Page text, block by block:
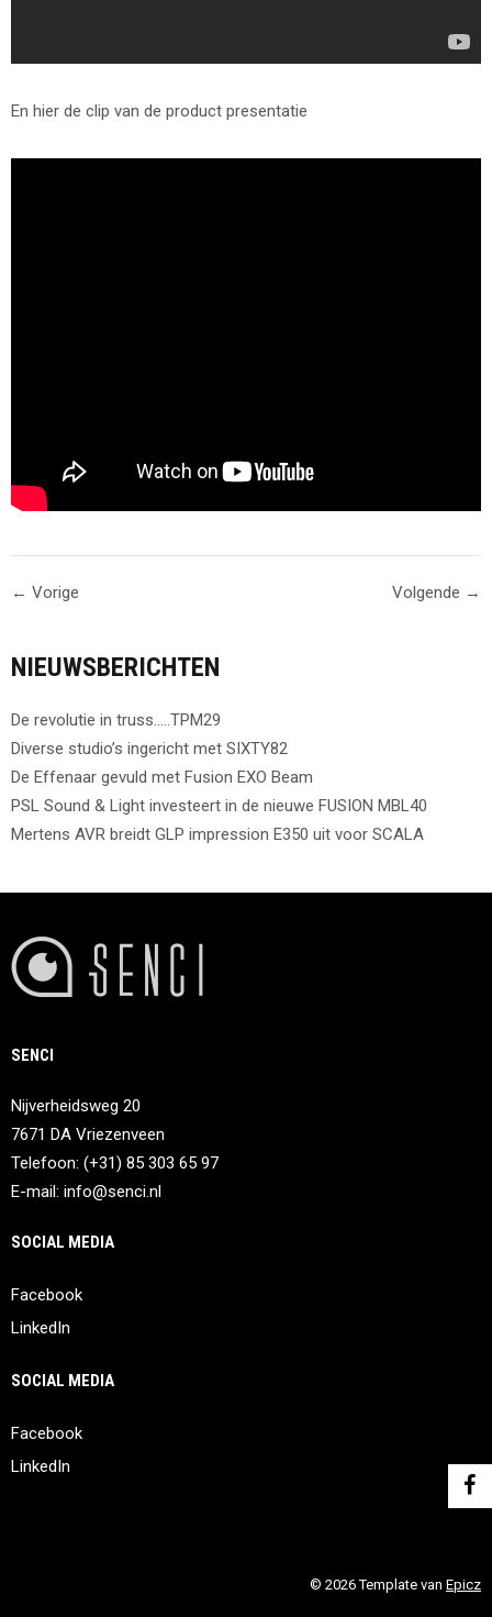
En hier de clip van de product presentatie
← Vorige Volgende →
NIEUWSBERICHTEN
De revolutie in truss…..TPM29
Diverse studio’s ingericht met SIXTY82
De Effenaar gevuld met Fusion EXO Beam
PSL Sound & Light investeert in de nieuwe FUSION MBL40
Mertens AVR breidt GLP impression E350 uit voor SCALA
SENCI
Nijverheidsweg 20
7671 DA Vriezenveen
Telefoon: (+31) 85 303 65 97
E-mail: info@senci.nl
SOCIAL MEDIA
Facebook
LinkedIn
SOCIAL MEDIA
Facebook
LinkedIn
© 2026 Template van Epicz